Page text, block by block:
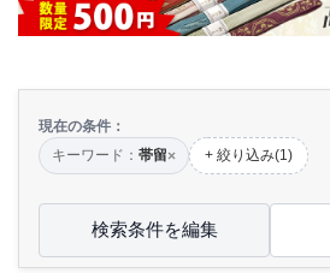
現在の条件：
キーワード： 帯留× + 絞り込み(1)
検索条件を編集